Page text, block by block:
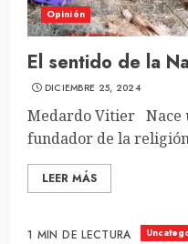
Opinión
El sentido de la
DICIEMBRE 25, 2024
Medardo Vitier Nace
fundador de la
LEER MÁS
1 MIN DE LECTURA